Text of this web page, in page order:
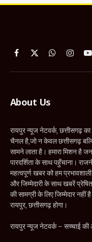
Facebook
X
WhatsApp
About Us
रायपुर न्यूज नेटवर्क, छत्तीसगढ़
चैनल है,जो न केवल छत्तीसगढ़
सामने लाता है। हमारा मिशन है
पारदर्शिता के साथ पहुँचाना।
महत्वपूर्ण खबर को हम
और जिम्मेदारी के साथ खबरें
की सामग्री के लिए जिम्मेदार नहीं
रायपुर, छत्तीसगढ़ होगा।
रायपुर न्यूज नेटवर्क – सच्चाई